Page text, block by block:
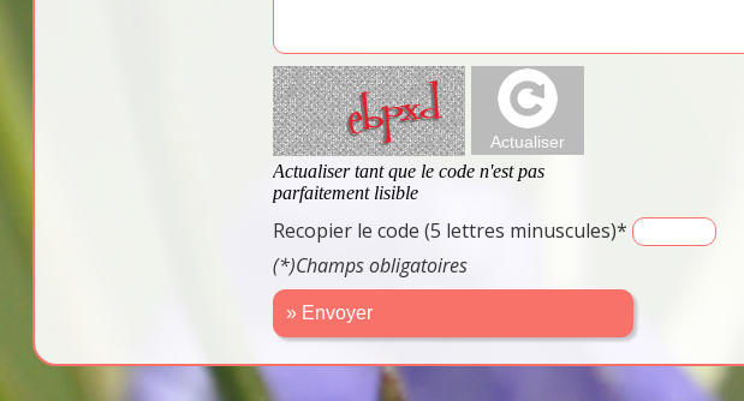
Recopier le code (5 lettres minuscules)*
(*)Champs obligatoires
» Envoyer